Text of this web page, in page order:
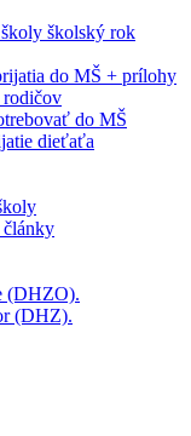
školský rok
do MŠ + prílohy
rodičov
do MŠ
dieťaťa
články
(DHZO).
(DHZ).